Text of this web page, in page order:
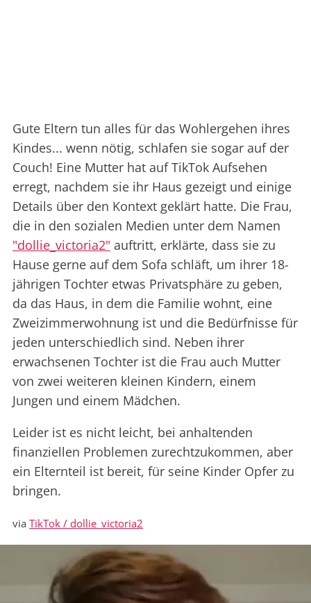
Gute Eltern tun alles für das Wohlergehen ihres
Kindes... wenn nötig, schlafen sie sogar auf der
Couch! Eine Mutter hat auf TikTok Aufsehen
erregt, nachdem sie ihr Haus gezeigt und einige
Details über den Kontext geklärt hatte. Die Frau,
die in den sozialen Medien unter dem Namen
"dollie_victoria2" auftritt, erklärte, dass sie zu
Hause gerne auf dem Sofa schläft, um ihrer 18-
jährigen Tochter etwas Privatsphäre zu geben,
da das Haus, in dem die Familie wohnt, eine
Zweizimmerwohnung ist und die Bedürfnisse für
jeden unterschiedlich sind. Neben ihrer
erwachsenen Tochter ist die Frau auch Mutter
von zwei weiteren kleinen Kindern, einem
Jungen und einem Mädchen.
Leider ist es nicht leicht, bei anhaltenden
finanziellen Problemen zurechtzukommen, aber
ein Elternteil ist bereit, für seine Kinder Opfer zu
bringen.
via TikTok / dollie_victoria2